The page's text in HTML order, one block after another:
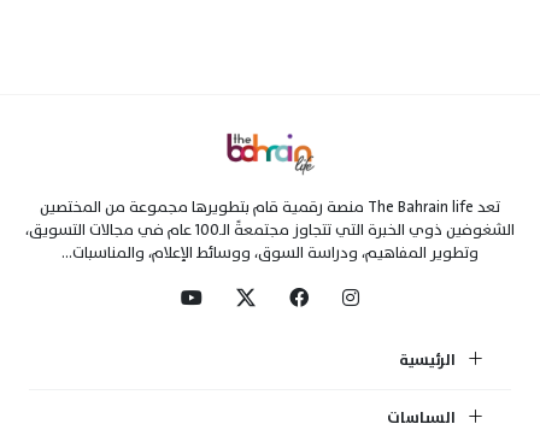
تعد The Bahrain life منصة رقمية قام بتطويرها مجموعة من المختصين
الشغوفين ذوي الخبرة التي تتجاوز مجتمعةً الـ100 عام في مجالات التسويق،
وتطوير المفاهيم، ودراسة السوق، ووسائط الإعلام، والمناسبات...
الرئيسية
السياسات